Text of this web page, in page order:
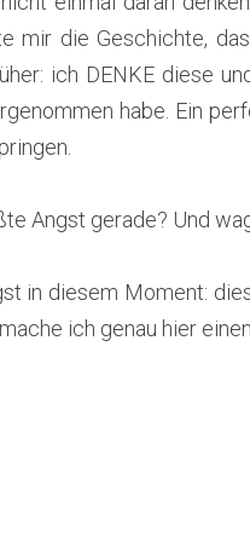
mir die Geschichte,
ich DENKE diese
habe. Ein
Angst gerade? Und
in diesem Moment:
ich genau hier